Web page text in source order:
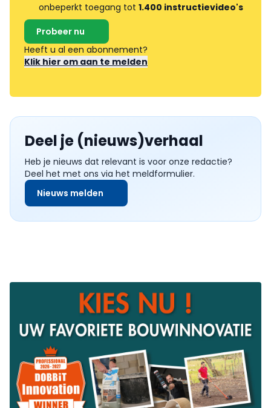
onbeperkt toegang tot 1.400 instructievideo's
Probeer nu
Heeft u al een abonnement?
Klik hier om aan te melden
Deel je (nieuws)verhaal
Heb je nieuws dat relevant is voor onze redactie?
Deel het met ons via het meldformulier.
Nieuws melden